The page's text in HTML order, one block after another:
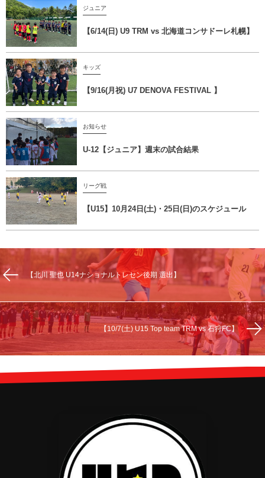
ジュニア
【6/14(日) U9 TRM vs 北海道コンサドーレ札幌】
キッズ
【9/16(月祝) U7 DENOVA FESTIVAL 】
お知らせ
U-12【ジュニア】週末の試合結果
リーグ戦
【U15】10月24日(土)・25日(日)のスケジュール
【北川 聖也 U14ナショナルトレセン後期 選出】
【10/7(土) U15 Top team TRM vs 石狩FC】